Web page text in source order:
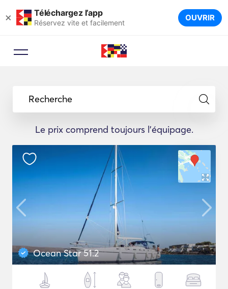
× Téléchargez l’app
Réservez vite et facilement OUVRIR
Recherche
Le prix comprend toujours l'équipage.
Ocean Star 51.2